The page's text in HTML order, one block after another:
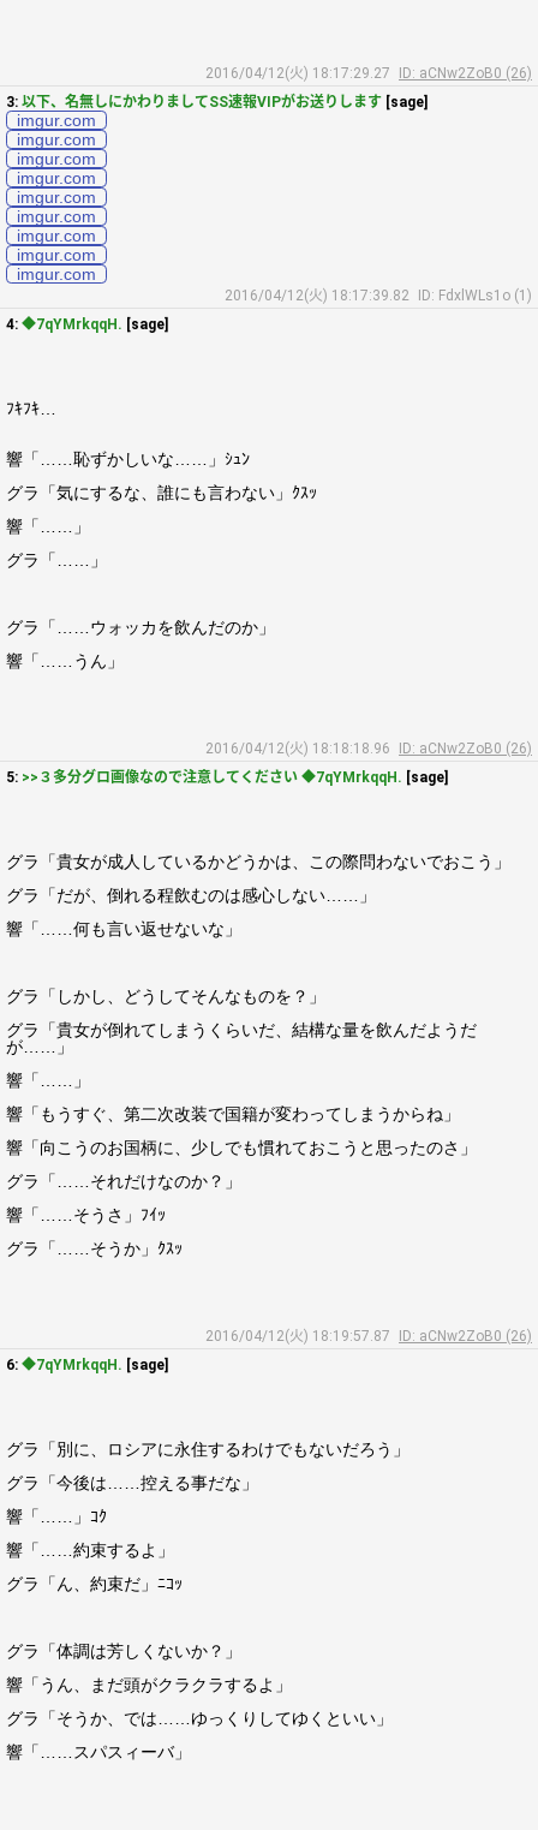
2016/04/12(火) 18:17:29.27
ID: aCNw2ZoB0 (26)
3: 以下、名無しにかわりましてSS速報VIPがお送りします [sage]
imgur.com
imgur.com
imgur.com
imgur.com
imgur.com
imgur.com
imgur.com
imgur.com
imgur.com
2016/04/12(火) 18:17:39.82
ID: FdxlWLs1o (1)
4: ◆7qYMrkqqH. [sage]
ﾌｷﾌｷ…
響「……恥ずかしいな……」ｼｭﾝ
グラ「気にするな、誰にも言わない」ｸｽｯ
響「……」
グラ「……」
グラ「……ウォッカを飲んだのか」
響「……うん」
2016/04/12(火) 18:18:18.96
ID: aCNw2ZoB0 (26)
5: >>３多分グロ画像なので注意してください ◆7qYMrkqqH. [sage]
グラ「貴女が成人しているかどうかは、この際問わないでおこう」
グラ「だが、倒れる程飲むのは感心しない……」
響「……何も言い返せないな」
グラ「しかし、どうしてそんなものを？」
グラ「貴女が倒れてしまうくらいだ、結構な量を飲んだようだ
が……」
響「……」
響「もうすぐ、第二次改装で国籍が変わってしまうからね」
響「向こうのお国柄に、少しでも慣れておこうと思ったのさ」
グラ「……それだけなのか？」
響「……そうさ」ﾌｲｯ
グラ「……そうか」ｸｽｯ
2016/04/12(火) 18:19:57.87
ID: aCNw2ZoB0 (26)
6: ◆7qYMrkqqH. [sage]
グラ「別に、ロシアに永住するわけでもないだろう」
グラ「今後は……控える事だな」
響「……」ｺｸ
響「……約束するよ」
グラ「ん、約束だ」ﾆｺｯ
グラ「体調は芳しくないか？」
響「うん、まだ頭がクラクラするよ」
グラ「そうか、では……ゆっくりしてゆくといい」
響「……スパスィーバ」